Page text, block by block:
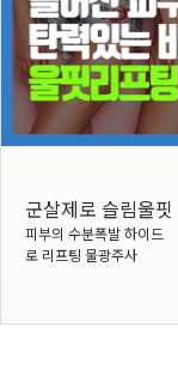
군살제로 슬림울핏
피부의 수분폭발 하이드
로 리프팅 물광주사